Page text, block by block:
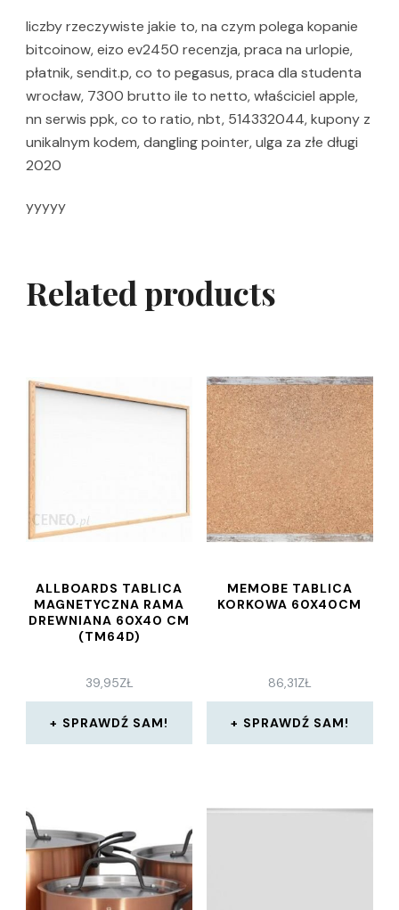
liczby rzeczywiste jakie to, na czym polega kopanie
bitcoinow, eizo ev2450 recenzja, praca na urlopie,
płatnik, sendit.p, co to pegasus, praca dla studenta
wrocław, 7300 brutto ile to netto, właściciel apple,
nn serwis ppk, co to ratio, nbt, 514332044, kupony z
unikalnym kodem, dangling pointer, ulga za złe długi
2020
yyyyy
Related products
ALLBOARDS TABLICA
MAGNETYCZNA RAMA
DREWNIANA 60X40 CM
(TM64D)
39,95ZŁ
SPRAWDŹ SAM!
MEMOBE TABLICA
KORKOWA 60X40CM
86,31ZŁ
SPRAWDŹ SAM!